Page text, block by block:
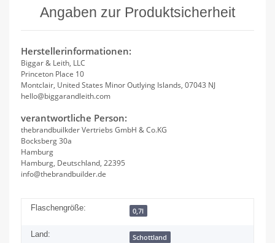
Angaben zur Produktsicherheit
Herstellerinformationen:
Biggar & Leith, LLC
Princeton Place 10
Montclair, United States Minor Outlying Islands, 07043 NJ
hello@biggarandleith.com
verantwortliche Person:
thebrandbuilkder Vertriebs GmbH & Co.KG
Bocksberg 30a
Hamburg
Hamburg, Deutschland, 22395
info@thebrandbuilder.de
Flaschengröße: 0,7l
Land: Schottland